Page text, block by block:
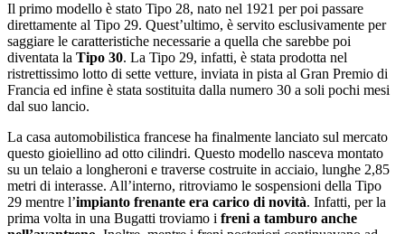
Il primo modello è stato Tipo 28, nato nel 1921 per poi passare
direttamente al Tipo 29. Quest’ultimo, è servito esclusivamente per
saggiare le caratteristiche necessarie a quella che sarebbe poi
diventata la Tipo 30. La Tipo 29, infatti, è stata prodotta nel
ristrettissimo lotto di sette vetture, inviata in pista al Gran Premio di
Francia ed infine è stata sostituita dalla numero 30 a soli pochi mesi
dal suo lancio.
La casa automobilistica francese ha finalmente lanciato sul mercato
questo gioiellino ad otto cilindri. Questo modello nasceva montato
su un telaio a longheroni e traverse costruite in acciaio, lunghe 2,85
metri di interasse. All’interno, ritroviamo le sospensioni della Tipo
29 mentre l’impianto frenante era carico di novità. Infatti, per la
prima volta in una Bugatti troviamo i freni a tamburo anche